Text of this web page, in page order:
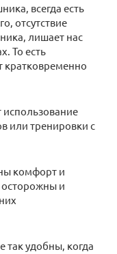
всегда есть
отсутствие
лишает нас
То есть
кратковременно
использование
или тренировки с
комфорт и
и
так удобны, когда